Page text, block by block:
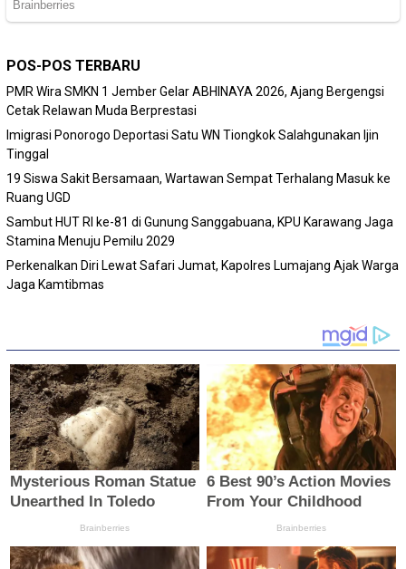
POS-POS TERBARU
PMR Wira SMKN 1 Jember Gelar ABHINAYA 2026, Ajang Bergengsi
Cetak Relawan Muda Berprestasi
Imigrasi Ponorogo Deportasi Satu WN Tiongkok Salahgunakan Ijin
Tinggal
19 Siswa Sakit Bersamaan, Wartawan Sempat Terhalang Masuk ke
Ruang UGD
Sambut HUT RI ke-81 di Gunung Sanggabuana, KPU Karawang Jaga
Stamina Menuju Pemilu 2029
Perkenalkan Diri Lewat Safari Jumat, Kapolres Lumajang Ajak Warga
Jaga Kamtibmas